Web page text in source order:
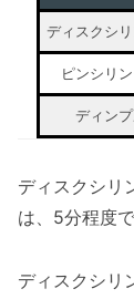
ディスクシ
ピンシリ
ディン
ディスクシリ
は、5分程度で
ディスクシリ